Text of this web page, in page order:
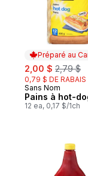
Préparé au
sale:
2,00 $ ,
2,79 $
0,79 $ DE RABAIS
Préparé au
Sans Nom
Pains à hot-
12 ea, 0,17 $/1ch